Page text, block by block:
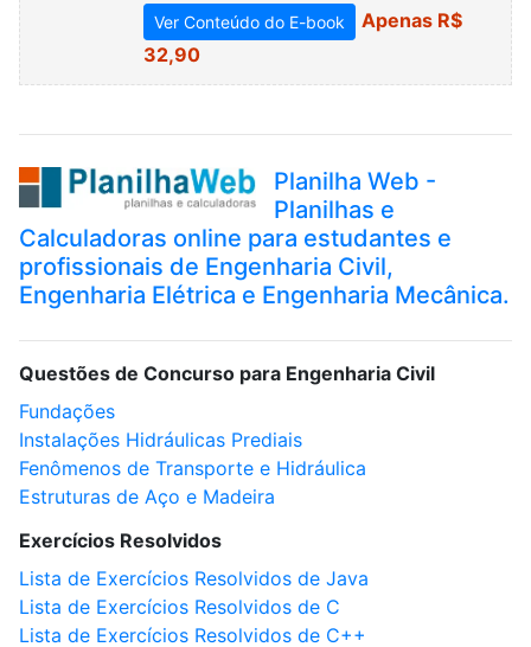
Ver Conteúdo do E-book
Apenas R$
32,90
Planilha Web -
Planilhas e
Calculadoras online para estudantes e
profissionais de Engenharia Civil,
Engenharia Elétrica e Engenharia Mecânica.
Questões de Concurso para Engenharia Civil
Fundações
Instalações Hidráulicas Prediais
Fenômenos de Transporte e Hidráulica
Estruturas de Aço e Madeira
Exercícios Resolvidos
Lista de Exercícios Resolvidos de Java
Lista de Exercícios Resolvidos de C
Lista de Exercícios Resolvidos de C++